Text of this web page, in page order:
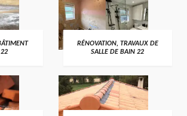
22
RÉNOVATION, TRAVAUX DE
SALLE DE BAIN 22